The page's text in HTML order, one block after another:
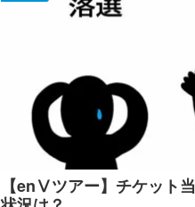
【enⅤツアー】チケット